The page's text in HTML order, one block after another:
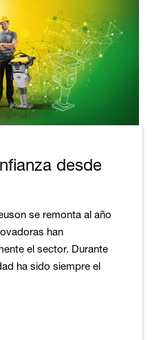
desde
se remonta al año
han
el sector. Durante
ha sido siempre el